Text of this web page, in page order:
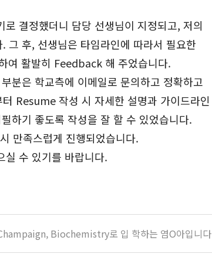
결정했더니 담당 선생님이 지정되고, 저의
그 후, 선생님은 타임라인에 따라서 필요한
여 활발히 Feedback 해 주었습니다.
분은 학교측에 이메일로 문의하고 정확하고
Resume 작성 시 자세한 설명과 가이드라인
하기 좋도록 작성을 잘 할 수 있었습니다.
만족스럽게 진행되었습니다.
실 수 있기를 바랍니다.
Biochemistry로 입 학하는 염O아입니다